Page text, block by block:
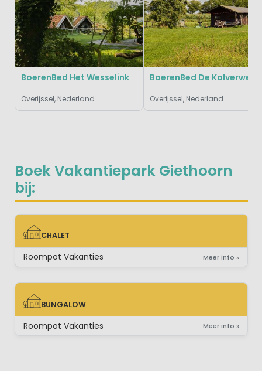
Boek Vakantiepark Giethoorn
bij:
CHALET
CHALET
Roompot Vakanties Meer info »
BUNGALOW
BUNGALOW
Roompot Vakanties Meer info »
BoerenBed Het Wesselink
Overijssel, Nederland
BoerenBed De
Overijssel, Nederland